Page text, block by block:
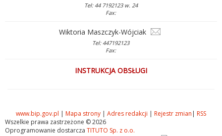
Tel: 44 7192123 w. 24
Fax:
Wiktoria Maszczyk-Wójciak
Tel: 447192123
Fax:
INSTRUKCJA OBSŁUGI
www.bip.gov.pl | Mapa strony | Adres redakcji | Rejestr zmian | RSS
Wszelkie prawa zastrzeżone © 2026
Oprogramowanie dostarcza TITUTO Sp. z o.o.